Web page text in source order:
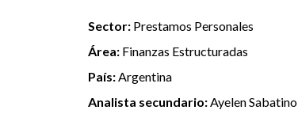
Sector: Prestamos Personales
Área: Finanzas Estructuradas
País:Argentina
Analista secundario:Ayelen Sabatino